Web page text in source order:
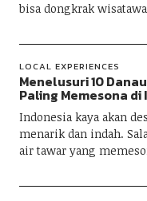
bisa dongkrak
LOCAL EXPERIENCES
Menelusuri 10
Paling Memesona di
Indonesia kaya akan
menarik dan indah.
air tawar yang